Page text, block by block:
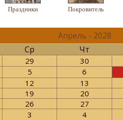
Праздники Покровитель
Апрель - 2028
Ср Чт
29 30
5 6
12 13
19 20
26 27
3 4